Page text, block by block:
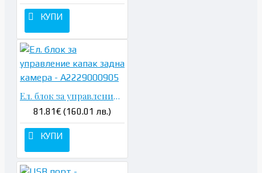
КУПИ
Ел. блок за управление капак задна камера - A2229000905
81.81€ (160.01 лв.)
КУПИ